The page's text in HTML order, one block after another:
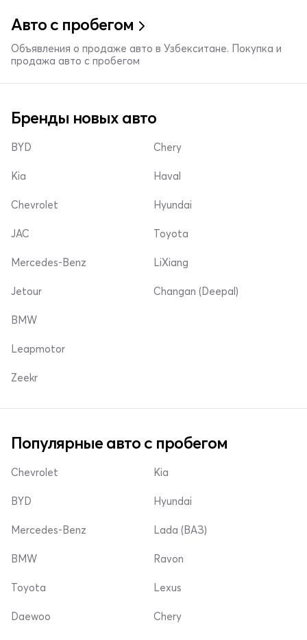
Авто с пробегом
Объявления о продаже авто в Узбекситане. Покупка и
продажа авто с пробегом
Бренды новых авто
BYD
Kia
Chevrolet
Chery
Haval
Hyundai
JAC
Mercedes-Benz
Jetour
Toyota
LiXiang
Changan (Deepal)
BMW
Leapmotor
Zeekr
Популярные авто с пробегом
Chevrolet
BYD
Mercedes-Benz
Kia
Hyundai
Lada (ВАЗ)
BMW
Toyota
Daewoo
Ravon
Lexus
Chery